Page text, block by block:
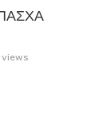
views